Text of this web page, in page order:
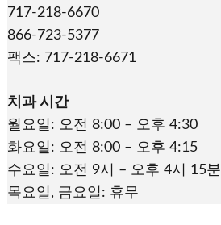
717-218-6670
866-723-5377
팩스: 717-218-6671
치과 시간
월요일: 오전 8:00 – 오후 4:30
화요일: 오전 8:00 – 오후 4:15
수요일: 오전 9시 – 오후 4시 15분
목요일, 금요일: 휴무